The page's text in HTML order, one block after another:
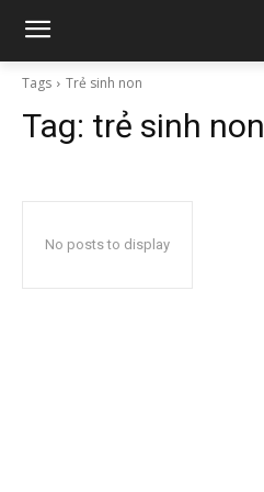
Tags Trẻ sinh non
Tag: trẻ sinh non
No posts to display